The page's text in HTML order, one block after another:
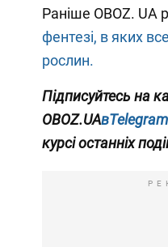
Раніше OBOZ. UA
фентезі, в яких
рослин.
Підписуйтесь на
OBOZ.UAвTelegram
курсі останніх